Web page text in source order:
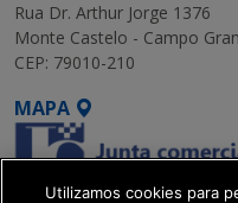
Rua Dr. Arthur Jorge 1376
Monte Castelo - Campo
CEP: 79010-210
MAPA
Utilizamos cookies para